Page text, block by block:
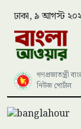
ঢাকা, ৯ আগস্ট
গণপ্রজাতন্ত্রী
নিউজ পোর্টাল